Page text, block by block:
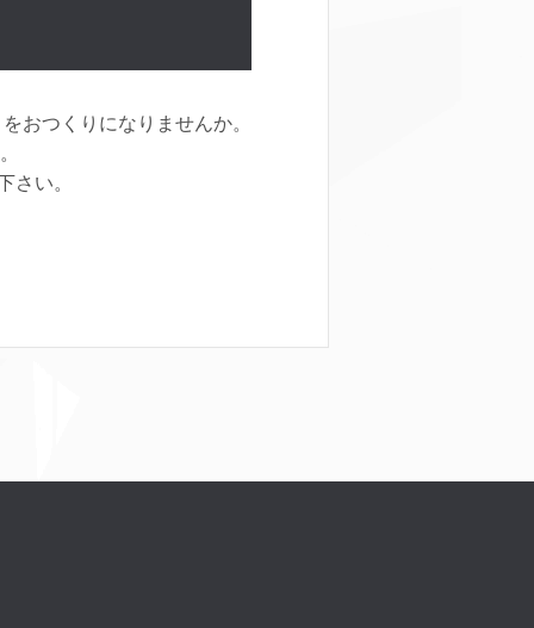
おつくりになりませんか。
さい。